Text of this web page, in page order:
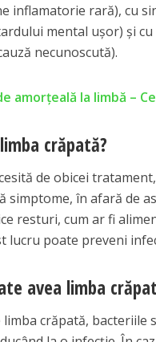
inflamatorie rară), cu
mental ușor) și
necunoscută).
amorţeală la limbă –
crăpată?
de obicei
în afară de
resturi, cum ar fi
lucru poate preveni
avea limba
crăpată, bacteriile